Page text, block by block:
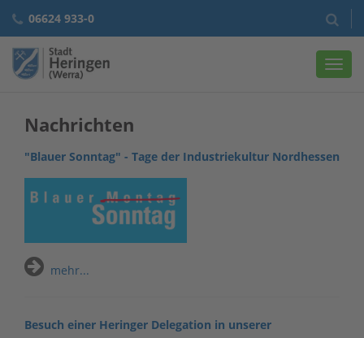
06624 933-0
Nachrichten
"Blauer Sonntag" - Tage der Industriekultur Nordhessen
mehr...
Besuch einer Heringer Delegation in unserer